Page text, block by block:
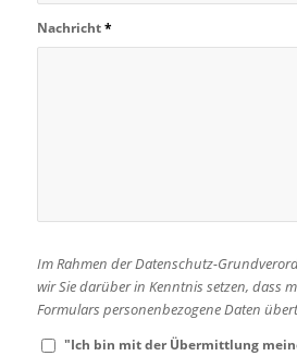
Nachricht*
Im Rahmen der Datenschutz-
wir Sie darüber in Kenntnis setzen, dass
Formulars personenbezogene Daten
"Ich bin mit der Übermittlung